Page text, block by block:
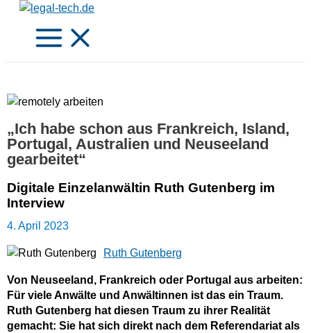
Zum
springen
„Ich habe schon aus Frankreich, Island,
Portugal, Australien und Neuseeland
gearbeitet“
Digitale Einzelanwältin Ruth Gutenberg im
Interview
4. April 2023
Ruth Gutenberg
Von Neuseeland, Frankreich oder Portugal aus arbeiten:
Für viele Anwälte und Anwältinnen ist das ein Traum.
Ruth Gutenberg hat diesen Traum zu ihrer Realität
gemacht: Sie hat sich direkt nach dem Referendariat als